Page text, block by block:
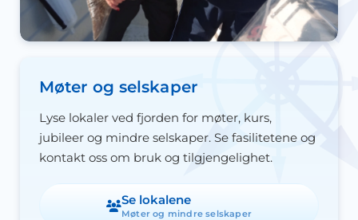
Møter og selskaper
Lyse lokaler ved fjorden for møter, kurs,
jubileer og mindre selskaper. Se fasilitetene og
kontakt oss om bruk og tilgjengelighet.
Se lokalene
Møter og mindre selskaper